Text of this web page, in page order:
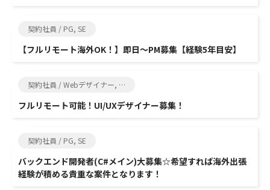
契約社員 / PG, SE
【フルリモート海外OK！】即日～PM募集【経験5年目安】
契約社員 / Webデザイナー, クリエイター
フルリモート可能！UI/UXデザイナー募集！
契約社員 / PG, SE
バックエンド開発者(C#メイン)大募集☆希望すれば海外出張
経験が積める貴重な案件となります！